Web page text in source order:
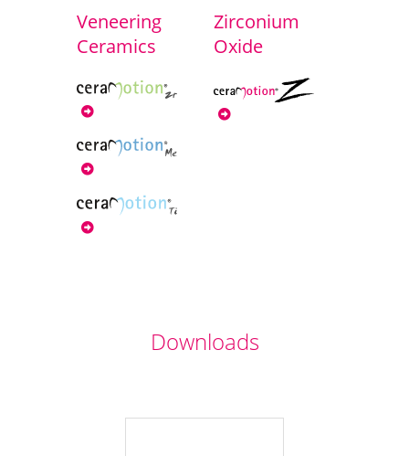
Veneering
Ceramics
Zirconium
Oxide
Downloads